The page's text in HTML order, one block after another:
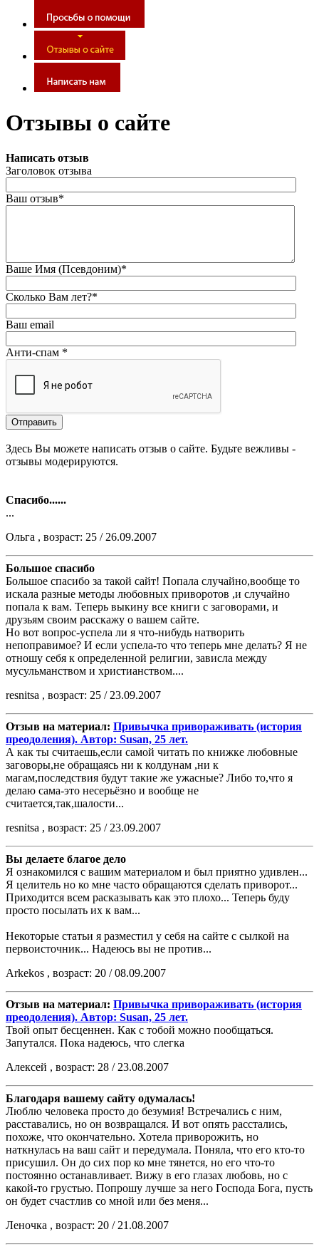
Отзывы о сайте
Написать отзыв
Заголовок отзыва
Ваш отзыв*
Ваше Имя (Псевдоним)*
Сколько Вам лет?*
Ваш email
Анти-спам *
Здесь Вы можете написать отзыв о сайте. Будьте вежливы -
отзывы модерируются.
Спасибо......
...
Ольга , возраст: 25 / 26.09.2007
Большое спасибо
Большое спасибо за такой сайт! Попала случайно,вообще то
искала разные методы любовных приворотов ,и случайно
попала к вам. Теперь выкину все книги с заговорами, и
друзьям своим расскажу о вашем сайте.
Но вот вопрос-успела ли я что-нибудь натворить
непоправимое? И если успела-то что теперь мне делать? Я не
отношу себя к определенной религии, зависла между
мусульманством и христианством....
resnitsa , возраст: 25 / 23.09.2007
Отзыв на материал: Привычка привораживать (история
преодоления). Автор: Susan, 25 лет.
А как ты считаешь,если самой читать по книжке любовные
заговоры,не обращаясь ни к колдунам ,ни к
магам,последствия будут такие же ужасные? Либо то,что я
делаю сама-это несерьёзно и вообще не
считается,так,шалости...
resnitsa , возраст: 25 / 23.09.2007
Вы делаете благое дело
Я ознакомился с вашим материалом и был приятно удивлен...
Я целитель но ко мне часто обращаются сделать приворот...
Приходится всем расказывать как это плохо... Теперь буду
просто посылать их к вам...
Некоторые статьи я разместил у себя на сайте с сылкой на
первоисточник... Надеюсь вы не против...
Аrkekos , возраст: 20 / 08.09.2007
Отзыв на материал: Привычка привораживать (история
преодоления). Автор: Susan, 25 лет.
Твой опыт бесценнен. Как с тобой можно пообщаться.
Запутался. Пока надеюсь, что слегка
Алексей , возраст: 28 / 23.08.2007
Благодаря вашему сайту одумалась!
Люблю человека просто до безумия! Встречались с ним,
расставались, но он возвращался. И вот опять расстались,
похоже, что окончательно. Хотела приворожить, но
наткнулась на ваш сайт и передумала. Поняла, что его кто-то
присушил. Он до сих пор ко мне тянется, но его что-то
постоянно останавливает. Вижу в его глазах любовь, но с
какой-то грустью. Попрошу лучше за него Господа Бога, пусть
он будет счастлив со мной или без меня...
Леночка , возраст: 20 / 21.08.2007